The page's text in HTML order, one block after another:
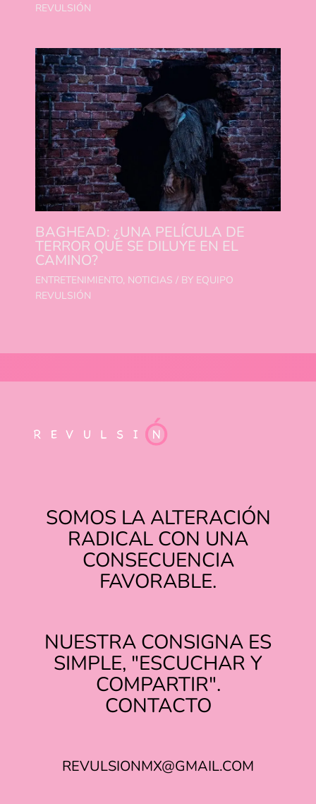
REVULSIÓN
BAGHEAD: ¿UNA PELÍCULA DE
TERROR QUE SE DILUYE EN EL
CAMINO?
ENTRETENIMIENTO, NOTICIAS / BY EQUIPO
REVULSIÓN
SOMOS LA ALTERACIÓN
RADICAL CON UNA
CONSECUENCIA
FAVORABLE.
NUESTRA CONSIGNA ES
SIMPLE, "ESCUCHAR Y
COMPARTIR".
CONTACTO
REVULSIONMX@GMAIL.COM
INSTAGRAM